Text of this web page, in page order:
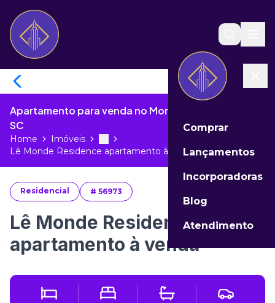
Comprar
Lançamentos
Incorporadoras
Blog
Atendimento
Apartamento para venda no Morretes de Itapema -
SC
Home Imóveis More
Toggle menu
Lê Monde Residence apartamento à ve...
Residencial # 56973
Lê Monde Residence
apartamento à venda